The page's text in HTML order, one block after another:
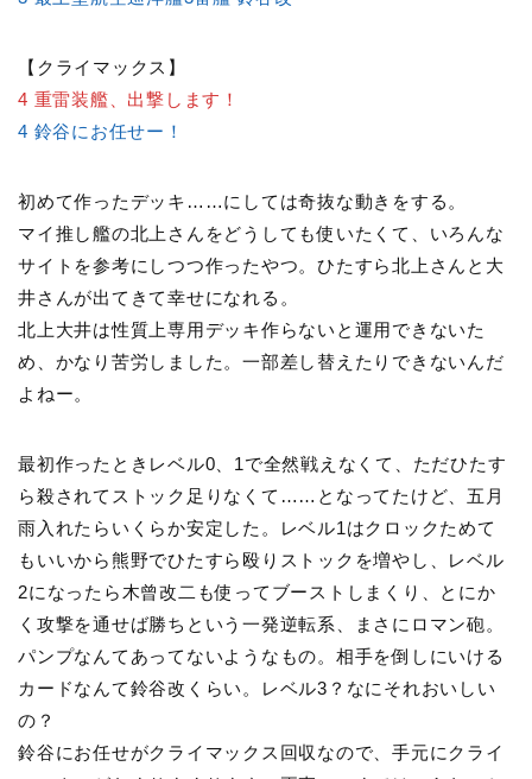
【クライマックス】
4 重雷装艦、出撃します！
4 鈴谷にお任せー！
初めて作ったデッキ……にしては奇抜な動きをする。
マイ推し艦の北上さんをどうしても使いたくて、いろんな
サイトを参考にしつつ作ったやつ。ひたすら北上さんと大
井さんが出てきて幸せになれる。
北上大井は性質上専用デッキ作らないと運用できないた
め、かなり苦労しました。一部差し替えたりできないんだ
よねー。
最初作ったときレベル0、1で全然戦えなくて、ただひたす
ら殺されてストック足りなくて……となってたけど、五月
雨入れたらいくらか安定した。レベル1はクロックためて
もいいから熊野でひたすら殴りストックを増やし、レベル
2になったら木曾改二も使ってブーストしまくり、とにか
く攻撃を通せば勝ちという一発逆転系、まさにロマン砲。
パンプなんてあってないようなもの。相手を倒しにいける
カードなんて鈴谷改くらい。レベル3？なにそれおいしい
の？
鈴谷にお任せがクライマックス回収なので、手元にクライ